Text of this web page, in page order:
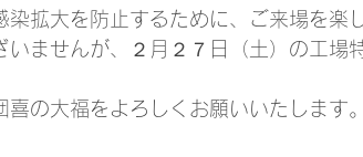
染拡大を防止するために、ご来場を楽
いませんが、２月２７日（土）の工場
喜の大福をよろしくお願いいたします。